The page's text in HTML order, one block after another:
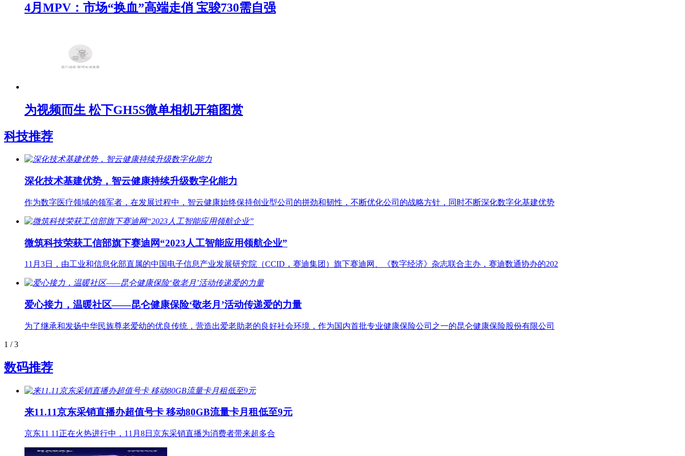
4月MPV：市场“换血”高端走俏 宝骏730需自强
为视频而生 松下GH5S微单相机开箱图赏
科技推荐
深化技术基建优势，智云健康持续升级数字化能力
作为数字医疗领域的领军者，在发展过程中，智云健康始终保持创业型公司的拼劲和韧性，不断优化公司的战略方针，同时不断深化数字化基建优势
微筑科技荣获工信部旗下赛迪网“2023人工智能应用领航企业”
11月3日，由工业和信息化部直属的中国电子信息产业发展研究院（CCID，赛迪集团）旗下赛迪网、《数字经济》杂志联合主办，赛迪数通协办的202
爱心接力，温暖社区——昆仑健康保险‘敬老月’活动传递爱的力量
为了继承和发扬中华民族尊老爱幼的优良传统，营造出爱老助老的良好社会环境，作为国内首批专业健康保险公司之一的昆仑健康保险股份有限公司
1 / 3
数码推荐
来11.11京东采销直播办超值号卡 移动80GB流量卡月租低至9元
京东11 11正在火热进行中，11月8日京东采销直播为消费者带来超多合